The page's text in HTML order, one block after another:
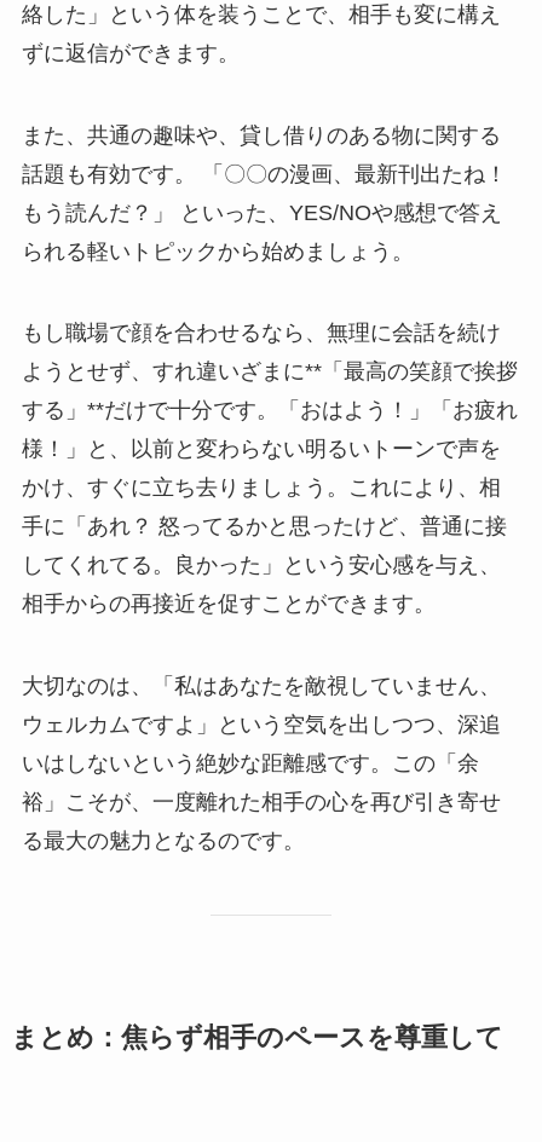
絡した」という体を装うことで、相手も変に構え
ずに返信ができます。
また、共通の趣味や、貸し借りのある物に関する
話題も有効です。 「〇〇の漫画、最新刊出たね！
もう読んだ？」 といった、YES/NOや感想で答え
られる軽いトピックから始めましょう。
もし職場で顔を合わせるなら、無理に会話を続け
ようとせず、すれ違いざまに**「最高の笑顔で挨拶
する」**だけで十分です。「おはよう！」「お疲れ
様！」と、以前と変わらない明るいトーンで声を
かけ、すぐに立ち去りましょう。これにより、相
手に「あれ？ 怒ってるかと思ったけど、普通に接
してくれてる。良かった」という安心感を与え、
相手からの再接近を促すことができます。
大切なのは、「私はあなたを敵視していません、
ウェルカムですよ」という空気を出しつつ、深追
いはしないという絶妙な距離感です。この「余
裕」こそが、一度離れた相手の心を再び引き寄せ
る最大の魅力となるのです。
まとめ：焦らず相手のペースを尊重して